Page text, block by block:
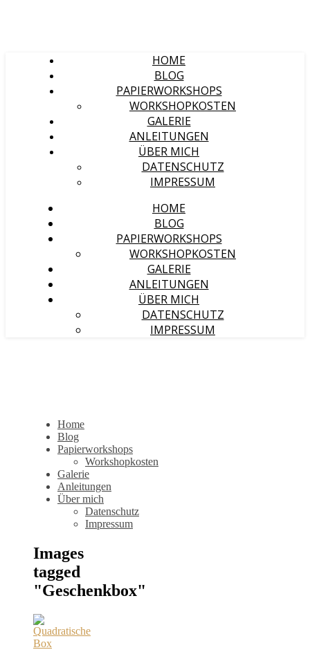
HOME
BLOG
PAPIERWORKSHOPS
WORKSHOPKOSTEN
GALERIE
ANLEITUNGEN
ÜBER MICH
DATENSCHUTZ
IMPRESSUM
HOME
BLOG
PAPIERWORKSHOPS
WORKSHOPKOSTEN
GALERIE
ANLEITUNGEN
ÜBER MICH
DATENSCHUTZ
IMPRESSUM
Home
Blog
Papierworkshops
Workshopkosten
Galerie
Anleitungen
Über mich
Datenschutz
Impressum
Images
tagged
"Geschenkbox"